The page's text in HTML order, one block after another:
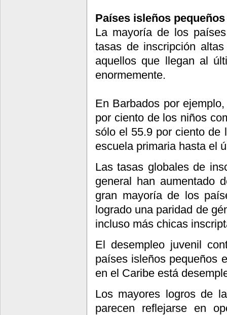
Países isleños
La mayoría de los
tasas de inscripción
aquellos que llegan al
enormemente.
En Barbados por
por ciento de los niños
sólo el 55.9 por ciento de
escuela primaria hasta el
Las tasas globales de
general han aumentado
gran mayoría de los
logrado una paridad de
incluso más chicas
El desempleo juvenil
países isleños pequeños
en el Caribe está
Los mayores logros de
parecen reflejarse en